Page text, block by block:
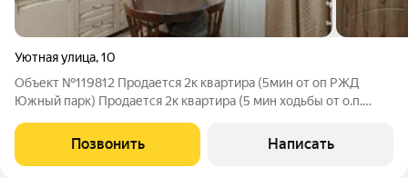
Уютная улица,10
Объект №119812 Продается 2к квартира (5мин от оп РЖД
Южный парк) Продается 2к квартира (5 мин ходьбы от о.п.
много зелени - газоны, туи, ели современный лифт 2ой этаж -
при необходимости
Позвонить Написать